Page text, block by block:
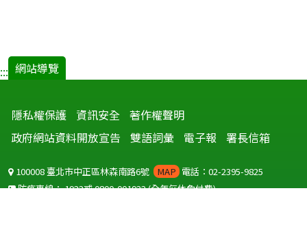
::: 網站導覽
隱私權保護 資訊安全 著作權聲明
政府網站資料開放宣告
雙語詞彙 電子報 署長信箱
100008 臺北市中正區林森南路6號 MAP 電話：02-2395-9825
防疫專線：1922或0800-001922(全年無休免付費)